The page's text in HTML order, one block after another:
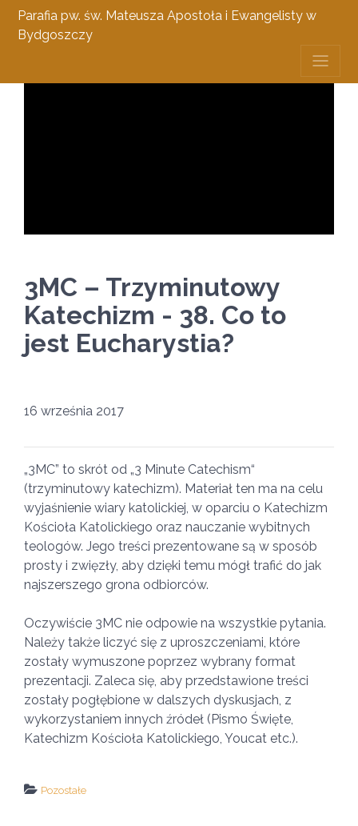
Parafia pw. św. Mateusza Apostoła i Ewangelisty w
Bydgoszczy
3MC – Trzyminutowy
Katechizm - 38. Co to
jest Eucharystia?
16 września 2017
„3MC” to skrót od „3 Minute Catechism“
(trzyminutowy katechizm). Materiał ten ma na celu
wyjaśnienie wiary katolickiej, w oparciu o Katechizm
Kościoła Katolickiego oraz nauczanie wybitnych
teologów. Jego treści prezentowane są w sposób
prosty i zwięzły, aby dzięki temu mógł trafić do jak
najszerszego grona odbiorców.
Oczywiście 3MC nie odpowie na wszystkie pytania.
Należy także liczyć się z uproszczeniami, które
zostały wymuszone poprzez wybrany format
prezentacji. Zaleca się, aby przedstawione treści
zostały pogłębione w dalszych dyskusjach, z
wykorzystaniem innych źródeł (Pismo Święte,
Katechizm Kościoła Katolickiego, Youcat etc.).
Pozostałe